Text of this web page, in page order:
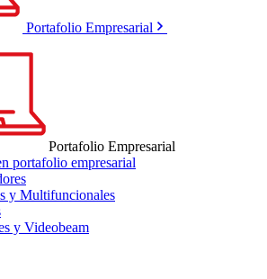
Portafolio Empresarial
Portafolio Empresarial
portafolio empresarial
y Multifuncionales
y Videobeam